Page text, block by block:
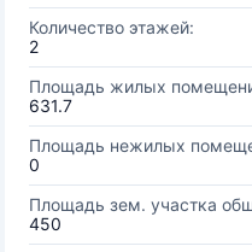
Количество этажей:
2
Площадь жилых
631.7
Площадь нежилых
0
Площадь зем. участка
450